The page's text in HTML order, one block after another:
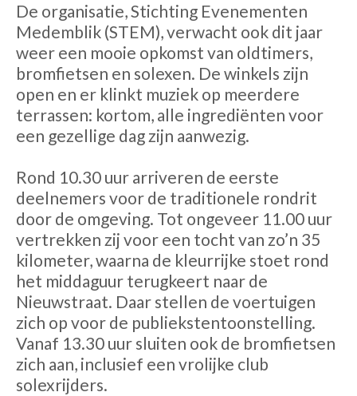
De organisatie, Stichting Evenementen
Medemblik (STEM), verwacht ook dit jaar
weer een mooie opkomst van oldtimers,
bromfietsen en solexen. De winkels zijn
open en er klinkt muziek op meerdere
terrassen: kortom, alle ingrediënten voor
een gezellige dag zijn aanwezig.
Rond 10.30 uur arriveren de eerste
deelnemers voor de traditionele rondrit
door de omgeving. Tot ongeveer 11.00 uur
vertrekken zij voor een tocht van zo’n 35
kilometer, waarna de kleurrijke stoet rond
het middaguur terugkeert naar de
Nieuwstraat. Daar stellen de voertuigen
zich op voor de publiekstentoonstelling.
Vanaf 13.30 uur sluiten ook de bromfietsen
zich aan, inclusief een vrolijke club
solexrijders.